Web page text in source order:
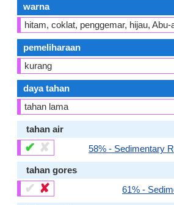
warna
hitam, coklat, penggemar, hijau,
pemeliharaan
kurang
daya tahan
tahan lama
tahan air
✔ ✘ 58% - Sedimentary
tahan gores
✔ ✘ 61% -